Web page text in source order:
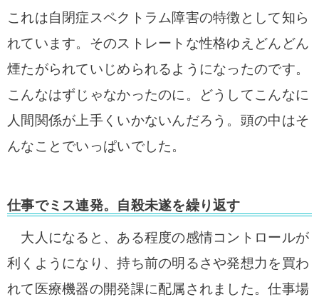
これは自閉症スペクトラム障害の特徴として知ら
れています。 そのストレートな性格ゆえどんどん
煙たがられていじめられるようになったのです。
こんなはずじゃなかったのに。どうしてこんなに
人間関係が上手くいかないんだろう。頭の中はそ
んなことでいっぱいでした。
仕事でミス連発。自殺未遂を繰り返す
大人になると、ある程度の感情コントロールが
利くようになり、持ち前の明るさや発想力を買わ
れて医療機器の開発課に配属されました。仕事場